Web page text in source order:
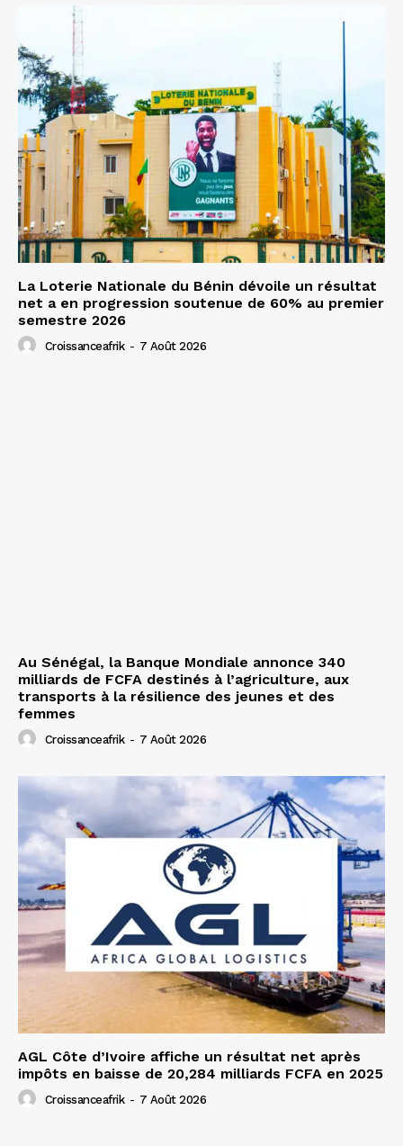
La Loterie Nationale du Bénin dévoile un résultat
net a en progression soutenue de 60% au premier
semestre 2026
Croissanceafrik - 7 Août 2026
Au Sénégal, la Banque Mondiale annonce 340
milliards de FCFA destinés à l’agriculture, aux
transports à la résilience des jeunes et des
femmes
Croissanceafrik - 7 Août 2026
AGL Côte d’Ivoire affiche un résultat net après
impôts en baisse de 20,284 milliards FCFA en 2025
Croissanceafrik - 7 Août 2026